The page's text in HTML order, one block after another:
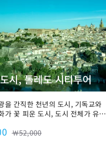
시, 톨레도 시티투어
을 간직한 천년의 도시, 기독교와
가 꽃 피운 도시, 도시 전체가 유네
아숨쉬는 천년역사를 느껴보세요!
￦52,000